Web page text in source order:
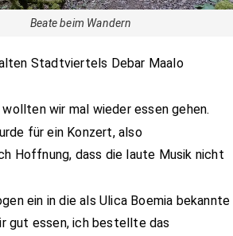
Beate beim Wandern
Stadtviertels Debar Maalo
wir mal wieder essen gehen.
für ein Konzert, also
Hoffnung, dass die laute Musik nicht
ein in die als Ulica Boemia bekannte
gut essen, ich bestellte das